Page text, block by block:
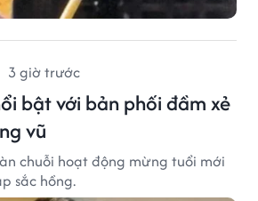
3 giờ trước
bật với bản phối đầm xẻ
vũ
chuỗi hoạt động mừng tuổi mới
sắc hồng.